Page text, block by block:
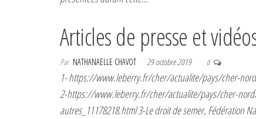
Articles de presse et
Par NATHANAELLE CHAVOT 29 octobre 2019 0
1- https://www.leberry.fr/cher/actualite/pays/cher-
2-https://www.leberry.fr/cher/actualite/pays/cher-
autres_11178218.html 3-Le droit de semer, Fédération